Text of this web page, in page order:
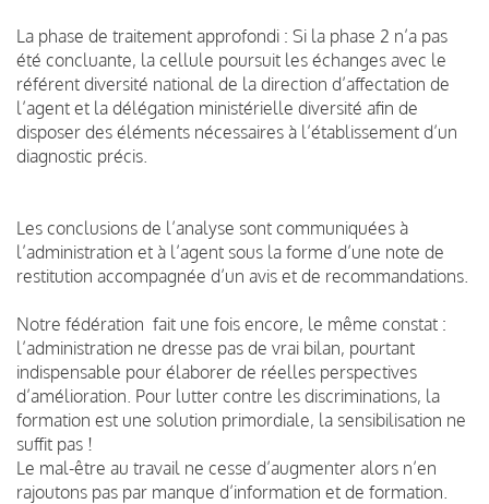
La phase de traitement approfondi : Si la phase 2 n’a pas
été concluante, la cellule poursuit les échanges avec le
référent diversité national de la direction d’affectation de
l’agent et la délégation ministérielle diversité afin de
disposer des éléments nécessaires à l’établissement d’un
diagnostic précis.
Les conclusions de l’analyse sont communiquées à
l’administration et à l’agent sous la forme d’une note de
restitution accompagnée d’un avis et de recommandations.
Notre fédération fait une fois encore, le même constat :
l’administration ne dresse pas de vrai bilan, pourtant
indispensable pour élaborer de réelles perspectives
d’amélioration. Pour lutter contre les discriminations, la
formation est une solution primordiale, la sensibilisation ne
suffit pas !
Le mal-être au travail ne cesse d’augmenter alors n’en
rajoutons pas par manque d’information et de formation.